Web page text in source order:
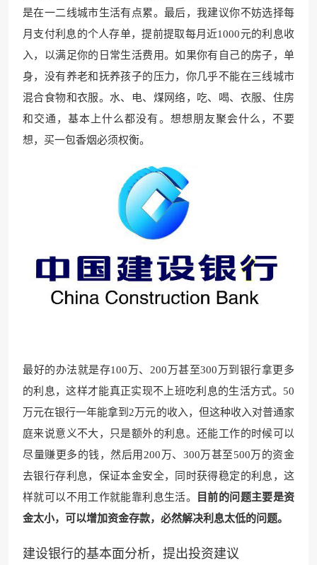
是在一二线城市生活有点累。最后，我建议你不妨选择每
月支付利息的个人存单，提前提取每月近1000元的利息收
入，以满足你的日常生活费用。如果你有自己的房子，单
身，没有养老和抚养孩子的压力，你几乎不能在三线城市
混合食物和衣服。水、电、煤网络，吃、喝、衣服、住房
和交通，基本上什么都没有。想想朋友聚会什么，不要
想，买一包香烟必须权衡。
最好的办法就是存100万、200万甚至300万到银行拿更多
的利息，这样才能真正实现不上班吃利息的生活方式。50
万元在银行一年能拿到2万元的收入，但这种收入对普通家
庭来说意义不大，只是额外的利息。还能工作的时候可以
尽量赚更多的钱，然后用200万、300万甚至500万的资金
去银行存利息，保证本金安全，同时获得稳定的利息，这
样就可以不用工作就能靠利息生活。
目前的问题主要是资
金太小，可以增加资金存款，必然解决利息太低的问题。
建设银行的基本面分析，提出投资建议